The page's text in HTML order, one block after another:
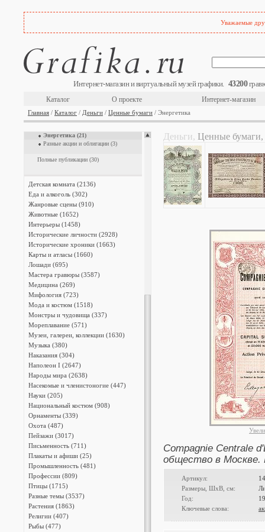
Уважаемые
Интернет-магазин и виртуальный музей графики. 43200
Каталог О проекте Интернет-магазин
Главная / Каталог / Деньги / Ценные бумаги / Энергетика
Биржи и котировки (6)
Пиво, спички, сухари (4)
Полезные ископаемые (5)
Связь (2)
Строительство (2)
Текстильная промышленность (2)
Торговля (3)
Энергетика (21)
Разные акции и облигации (3)
Полные публикации (30)
Детская комната (2136)
Еда и алкоголь (302)
Жанровые сцены (910)
Животные (1652)
Интерьеры (1458)
Исторические личности (2928)
Исторические хроники (1663)
Карты и атласы (1660)
Лошади (695)
Мастера гравюры (3587)
Медицина (269)
Мифология (723)
Мода и костюм (1518)
Монстры и чудовища (337)
Мореплавание (571)
Музеи, галереи, коллекции (1630)
Музыка (380)
Наказания (304)
Наполеон I (2647)
Народы мира (2638)
Насекомые и членистоногие (447)
Науки (205)
Национальный костюм (908)
Орнаменты (339)
Охота (487)
Пейзажи (3017)
Письменность (711)
Плакаты и афиши (25)
Промышленность (481)
Профессии (809)
Птицы (1715)
Разные темы (3537)
Растения (1863)
Религии (407)
Рыбы (477)
Деньги, Ценные бумаги,
Compagnie Centrale
общество в Москве.
Артикул:
Размеры, ШxВ, см:
Год:
Ключевые слова: